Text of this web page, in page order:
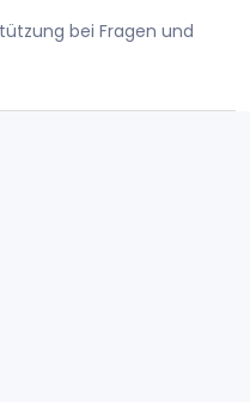
bei Fragen und